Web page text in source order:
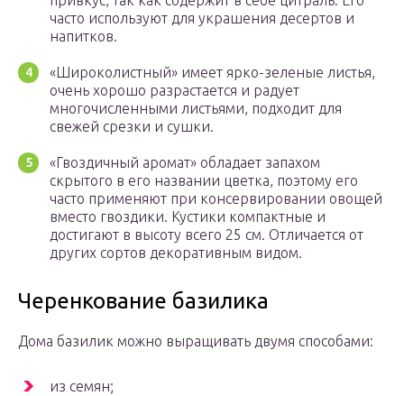
часто используют для украшения десертов и
напитков.
«Широколистный» имеет ярко-зеленые листья,
очень хорошо разрастается и радует
многочисленными листьями, подходит для
свежей срезки и сушки.
«Гвоздичный аромат» обладает запахом
скрытого в его названии цветка, поэтому его
часто применяют при консервировании овощей
вместо гвоздики. Кустики компактные и
достигают в высоту всего 25 см. Отличается от
других сортов декоративным видом.
Черенкование базилика
Дома базилик можно выращивать двумя способами:
из семян;